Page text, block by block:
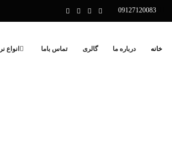
09127120083
خانه درباره ما گالری تماس باما انواع